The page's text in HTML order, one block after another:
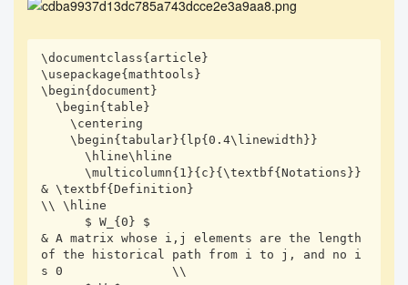
\documentclass{article}
\usepackage{mathtools}
\begin{document}
  \begin{table}
    \centering
    \begin{tabular}{lp{0.4\linewidth}}
      \hline\hline
      \multicolumn{1}{c}{\textbf{Notations}}
& \textbf{Definition}
\\ \hline
& A matrix whose i,j elements are the length
of the historical path from i to j, and no i
s 0               \\